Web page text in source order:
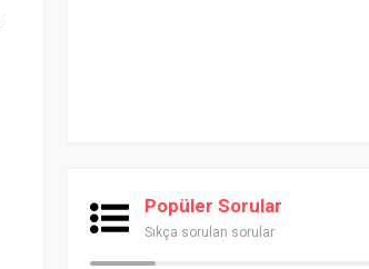
Popüler Sorular
Sıkça sorulan sorular